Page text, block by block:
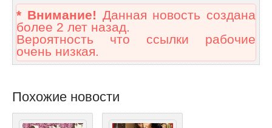
* Внимание! Данная новость создана
более 2 лет назад.
Вероятность что ссылки рабочие
очень низкая.
Похожие новости